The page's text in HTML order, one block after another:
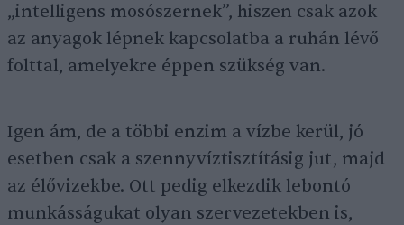
„intelligens mosószernek”, hiszen csak azok
az anyagok lépnek kapcsolatba a ruhán lévő
folttal, amelyekre éppen szükség van.
Igen ám, de a többi enzim a vízbe kerül, jó
esetben csak a szennyvíztisztításig jut, majd
az élővizekbe. Ott pedig elkezdik lebontó
munkásságukat olyan szervezetekben is,